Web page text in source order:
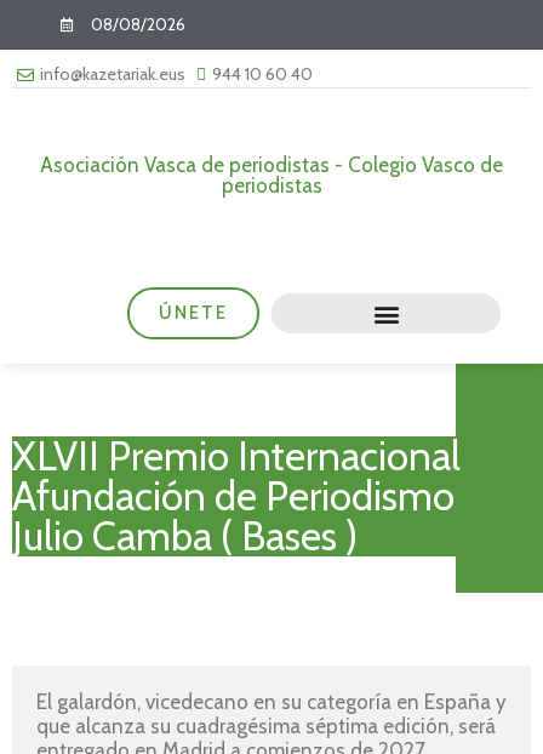
08/08/2026
info@kazetariak.eus 944 10 60 40
Asociación Vasca de periodistas - Colegio Vasco de
periodistas
ÚNETE
XLVII Premio Internacional
Afundación de Periodismo
Julio Camba ( Bases )
El galardón, vicedecano en su categoría en España y
que alcanza su cuadragésima séptima edición, será